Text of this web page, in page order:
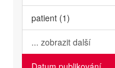
patient (1)
... zobrazit další